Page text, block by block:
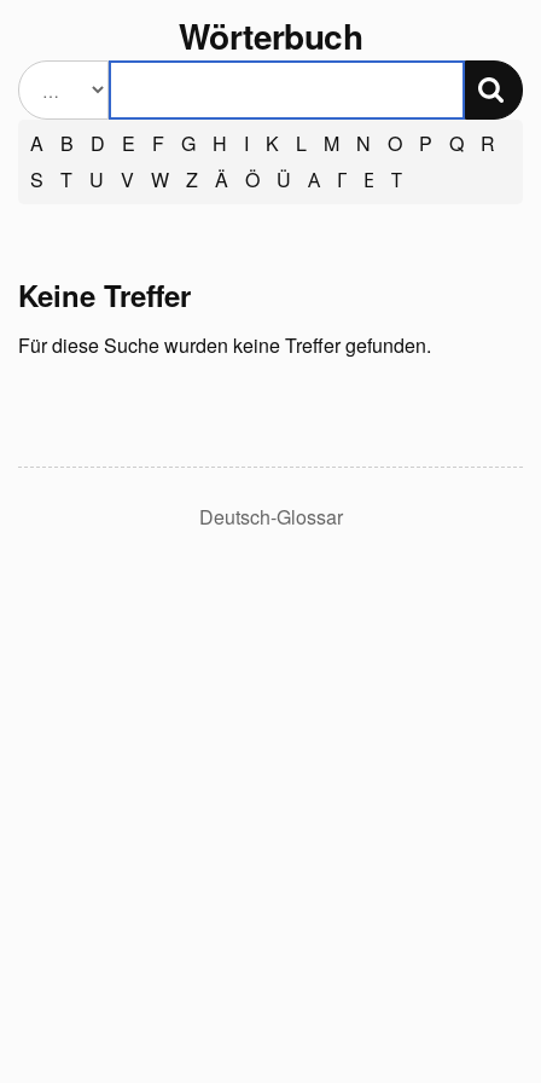
Wörterbuch
A B D E F G H I K L M N O P Q
R
S
T U V W Z Ä Ö Ü А Г Е Т
Keine Treffer
Für diese Suche wurden keine Treffer gefunden.
Deutsch-Glossar